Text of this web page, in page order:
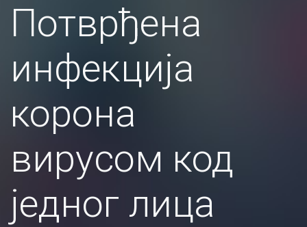
Потврђена
инфекција
корона
вирусом код
једног лица